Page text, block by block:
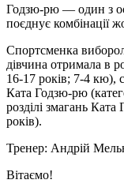
Годзю-рю — один з
поєднує комбінації
Спортсменка
дівчина отримала в
16-17 років; 7-4 кю),
Ката Годзю-рю
розділі змагань
років).
Тренер: Андрій
Вітаємо!